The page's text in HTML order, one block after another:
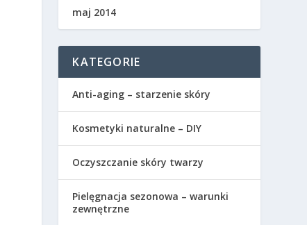
maj 2014
KATEGORIE
Anti-aging – starzenie skóry
Kosmetyki naturalne – DIY
Oczyszczanie skóry twarzy
Pielęgnacja sezonowa – warunki
zewnętrzne